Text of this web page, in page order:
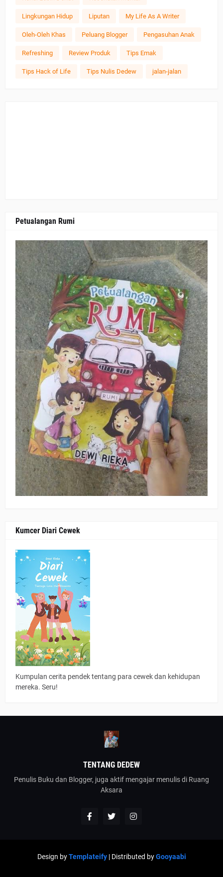
Lingkungan Hidup Liputan My Life As A Writer
Oleh-Oleh Khas Peluang Blogger Pengasuhan Anak
Refreshing Review Produk Tips Emak
Tips Hack of Life Tips Nulis Dedew jalan-jalan
Petualangan Rumi
Kumcer Diari Cewek
Kumpulan cerita pendek tentang para cewek dan kehidupan
mereka. Seru!
TENTANG DEDEW
Penulis Buku dan Blogger, juga aktif mengajar menulis di Ruang
Aksara
Design byTemplateify| Distributed byGooyaabi